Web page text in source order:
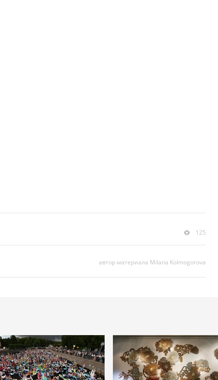
125
автор материала Milana Kolmogorova